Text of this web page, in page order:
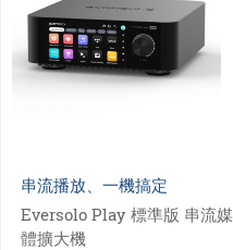
串流播放、一機搞定
Eversolo Play 標準版 串流媒
體擴大機